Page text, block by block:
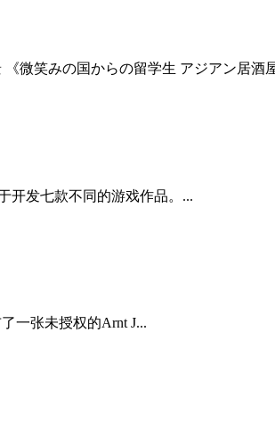
微笑みの国からの留学生 アジアン居酒
开发七款不同的游戏作品。...
一张未授权的Arnt J...